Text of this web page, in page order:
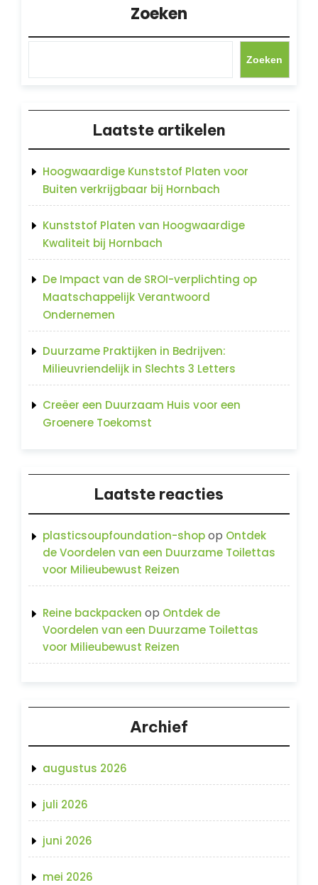
Zoeken
Zoeken
Laatste artikelen
Hoogwaardige Kunststof Platen voor
Buiten verkrijgbaar bij Hornbach
Kunststof Platen van Hoogwaardige
Kwaliteit bij Hornbach
De Impact van de SROI-verplichting op
Maatschappelijk Verantwoord
Ondernemen
Duurzame Praktijken in Bedrijven:
Milieuvriendelijk in Slechts 3 Letters
Creëer een Duurzaam Huis voor een
Groenere Toekomst
Laatste reacties
plasticsoupfoundation-shopop Ontdek
de Voordelen van een Duurzame Toilettas
voor Milieubewust Reizen
Reine backpacken op Ontdek de
Voordelen van een Duurzame Toilettas
voor Milieubewust Reizen
Archief
augustus 2026
juli 2026
juni 2026
mei 2026